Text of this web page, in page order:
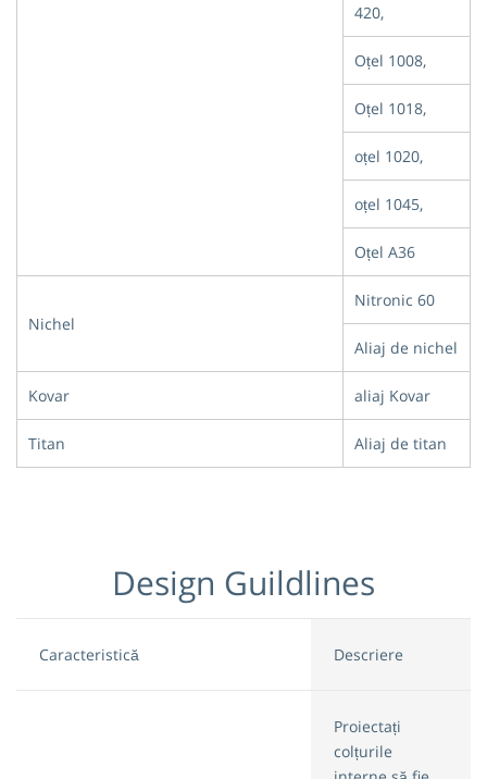
420,
Oțel 1008,
Oțel 1018,
oțel 1020,
oțel 1045,
Oțel A36
Nichel
Nitronic 60
Aliaj de nichel
Kovar aliaj Kovar
Titan Aliaj de titan
Design Guildlines
Caracteristică Descriere
Proiectați
colțurile